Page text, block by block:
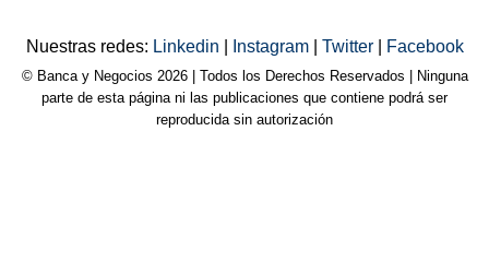
Nuestras redes: Linkedin Instagram Twitter Facebook
© Banca y Negocios 2026 | Todos los Derechos Reservados | Ninguna
parte de esta página ni las publicaciones que contiene podrá ser
reproducida sin autorización